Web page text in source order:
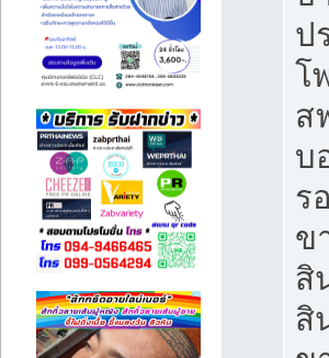
ป
โ
ส
บ
ร
ข
สิ
สิ